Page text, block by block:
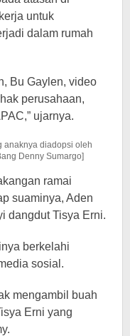
untuk
dalam rumah
Bu Gaylen, video
perusahaan,
ujarnya.
anaknya diadopsi oleh
Denny Sumargo]
ramai
suaminya, Aden
dangdut Tisya Erni.
berkelahi
sosial.
mengambil buah
Erni yang